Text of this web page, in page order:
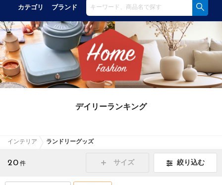
カテゴリ ブランド
デイリーランキング
インテリア ランドリーグッズ
20 件 サイズ 絞り込む